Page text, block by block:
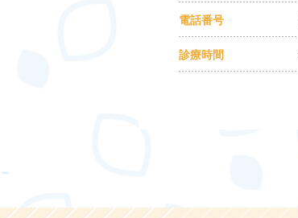
電話番号
診療時間